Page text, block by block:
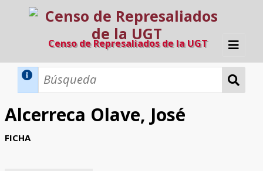
Censo de Represaliados de la UGT
Inicio
Búsqueda Dinámica
Búsqueda Avanzada
Alcerreca Olave, José
FICHA